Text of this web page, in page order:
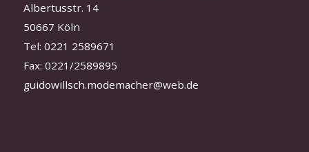
Albertusstr. 14
50667 Köln
Tel: 0221 2589671
Fax: 0221/2589895
guidowillsch.modemacher@web.de